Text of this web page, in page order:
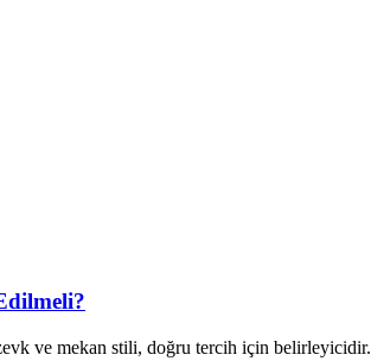
ve mekan stili, doğru tercih için belirleyicidir.